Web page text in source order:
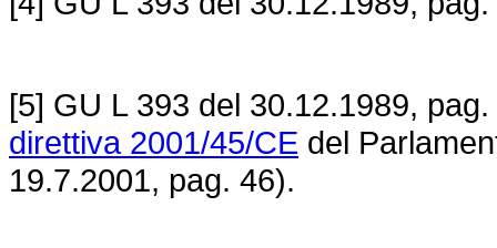
[5] GU L 393 del 30.12.1989,
direttiva 2001/45/CE del
19.7.2001, pag. 46).